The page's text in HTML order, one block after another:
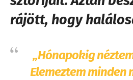
rájött, hogy
„Hónapokig
Elemeztem minden